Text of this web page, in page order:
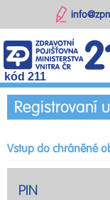
kód 211
Registrovaní
Vstup do chráněné
PIN